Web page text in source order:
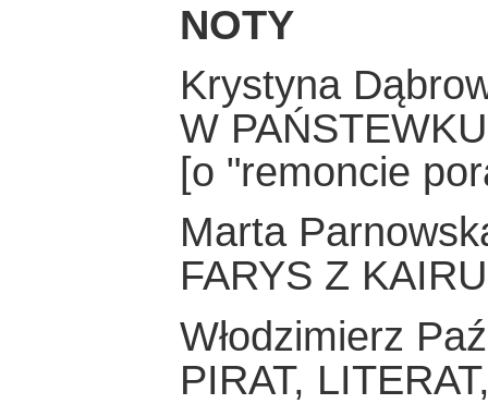
NOTY
Krystyna
W
[o "remoncie
Marta
FARYS Z KAIRU
Włodzimierz
PIRAT,